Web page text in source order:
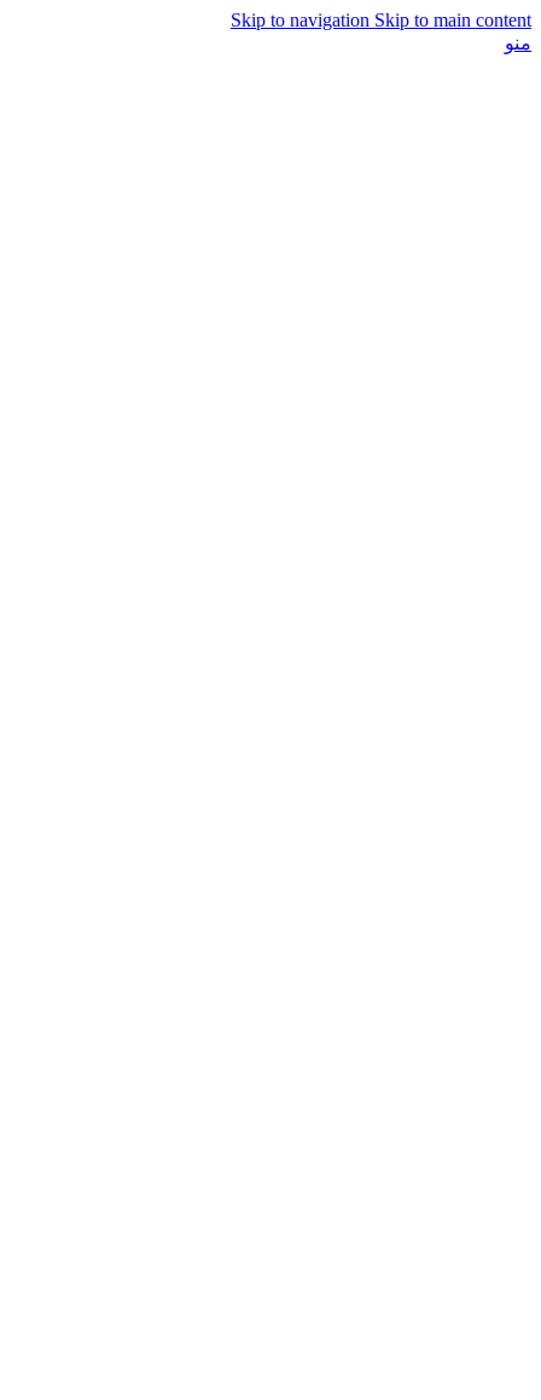
Skip to navigation Skip to main content
منو